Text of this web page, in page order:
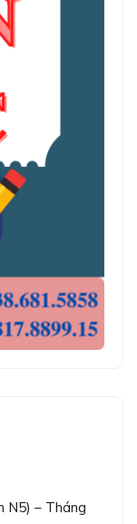
N5) – Tháng